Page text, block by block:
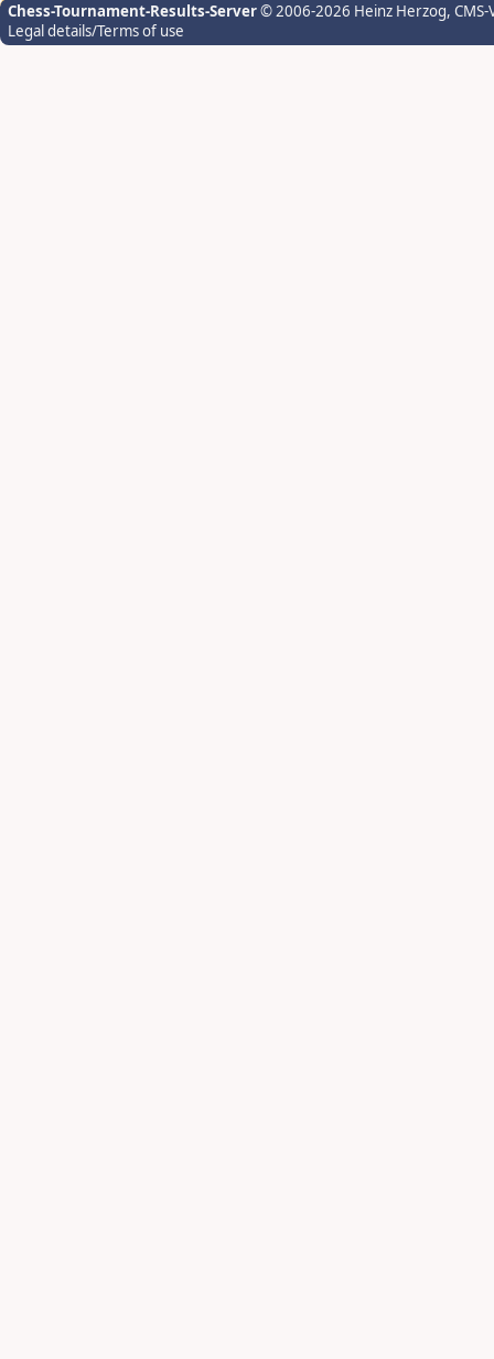
Chess-Tournament-Results-Server© 2006-2026 Heinz Herzog,
Legal details/Terms of use